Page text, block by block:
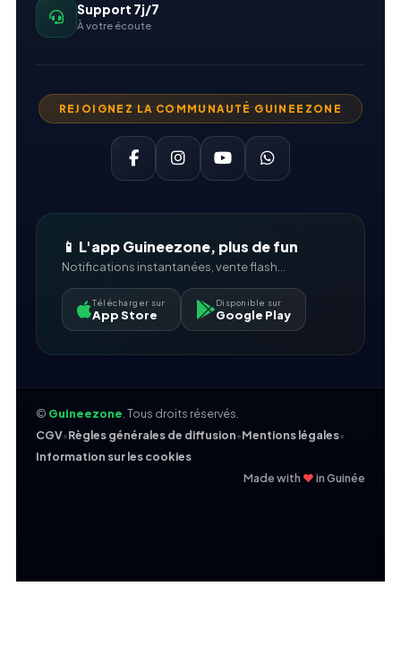
Support 7j/7
À votre écoute
REJOIGNEZ LA COMMUNAUTÉ GUINEEZONE
📱 L'app Guineezone, plus de fun
Notifications instantanées, vente flash...
Télécharger sur
App Store
Disponible sur
Google Play
© Guineezone . Tous droits réservés.
CGV•Règles générales de diffusion•Mentions légales•
Information sur les cookies
Made with ❤in Guinée